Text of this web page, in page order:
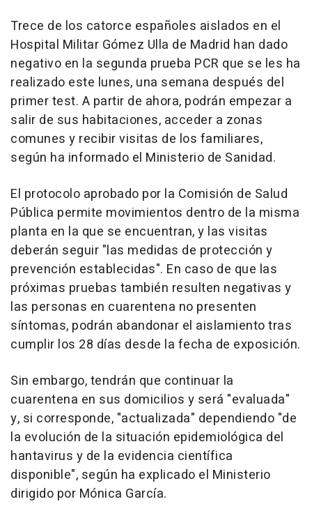
Trece de los catorce españoles aislados en el
Hospital Militar Gómez Ulla de Madrid han dado
negativo en la segunda prueba PCR que se les ha
realizado este lunes, una semana después del
primer test. A partir de ahora, podrán empezar a
salir de sus habitaciones, acceder a zonas
comunes y recibir visitas de los familiares,
según ha informado el Ministerio de Sanidad.
El protocolo aprobado por la Comisión de Salud
Pública permite movimientos dentro de la misma
planta en la que se encuentran, y las visitas
deberán seguir "las medidas de protección y
prevención establecidas". En caso de que las
próximas pruebas también resulten negativas y
las personas en cuarentena no presenten
síntomas, podrán abandonar el aislamiento tras
cumplir los 28 días desde la fecha de exposición.
Sin embargo, tendrán que continuar la
cuarentena en sus domicilios y será "evaluada"
y, si corresponde, "actualizada" dependiendo "de
la evolución de la situación epidemiológica del
hantavirus y de la evidencia científica
disponible", según ha explicado el Ministerio
dirigido por Mónica García.